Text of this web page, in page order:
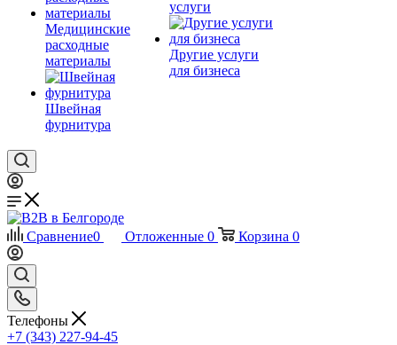
Медицинские
расходные
материалы
Швейная
фурнитура
услуги
Другие услуги
для бизнеса
Сравнение0 Отложенные 0 Корзина 0
Телефоны
+7 (343) 227-94-45